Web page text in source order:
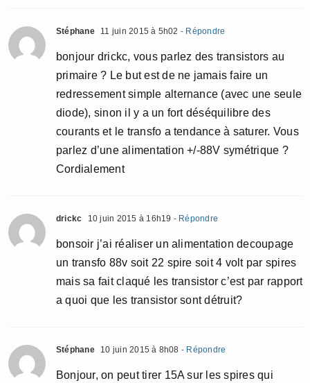
Stéphane 11 juin 2015 à 5h02 - Répondre
bonjour drickc, vous parlez des transistors au
primaire ? Le but est de ne jamais faire un
redressement simple alternance (avec une seule
diode), sinon il y a un fort déséquilibre des
courants et le transfo a tendance à saturer. Vous
parlez d’une alimentation +/-88V symétrique ?
Cordialement
drickc 10 juin 2015 à 16h19 - Répondre
bonsoir j’ai réaliser un alimentation decoupage
un transfo 88v soit 22 spire soit 4 volt par spires
mais sa fait claqué les transistor c’est par rapport
a quoi que les transistor sont détruit?
Stéphane 10 juin 2015 à 8h08 - Répondre
Bonjour, on peut tirer 15A sur les spires qui